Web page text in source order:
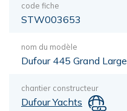
code fiche
STW003653
nom du modèle
Dufour 445 Grand Large
chantier constructeur
Dufour Yachts